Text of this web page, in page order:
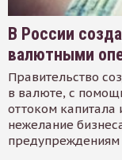
В России
валютными
Правительство
в валюте, с
оттоком капитала
нежелание
предупреждениям